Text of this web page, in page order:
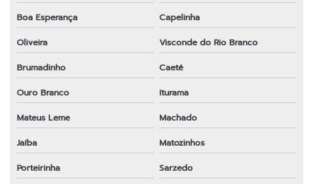
Boa Esperança
Capelinha
Oliveira
Visconde do Rio Branco
Brumadinho
Caeté
Ouro Branco
Iturama
Mateus Leme
Machado
Jaíba
Matozinhos
Porteirinha
Sarzedo